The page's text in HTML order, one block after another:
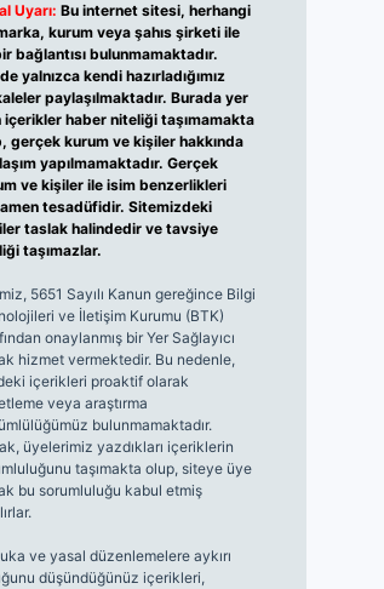
Uyarı: Bu internet sitesi, herhangi
kurum veya şahıs şirketi ile
bağlantısı bulunmamaktadır.
yalnızca kendi hazırladığımız
paylaşılmaktadır. Burada yer
içerikler haber niteliği taşımamakta
gerçek kurum ve kişiler hakkında
yapılmamaktadır. Gerçek
ve kişiler ile isim benzerlikleri
tesadüfidir. Sitemizdeki
taslak halindedir ve tavsiye
taşımazlar.
5651 Sayılı Kanun gereğince Bilgi
ve İletişim Kurumu (BTK)
onaylanmış bir Yer Sağlayıcı
hizmet vermektedir. Bu nedenle,
içerikleri proaktif olarak
veya araştırma
bulunmamaktadır.
üyelerimiz yazdıkları içeriklerin
taşımakta olup, siteye üye
bu sorumluluğu kabul etmiş
ve yasal düzenlemelere aykırı
düşündüğünüz içerikleri,